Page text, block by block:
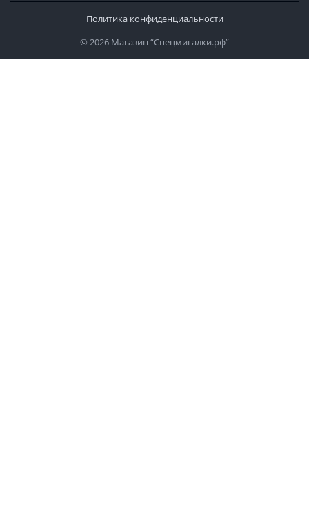
Политика конфиденциальности
© 2026 Магазин “Спецмигалки.рф”